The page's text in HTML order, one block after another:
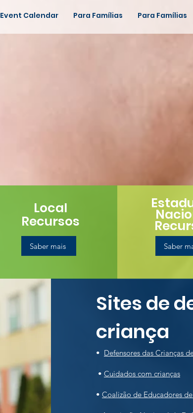
Event Calendar Para Famílias Para Famílias
Local
Recursos
Saber mais Saber
Sites de
criança
• Defensores das Crianças
• Cuidados com crianças
• Coalizão de Educadores